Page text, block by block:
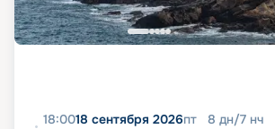
18:0018 сентября 2026пт 8 дн/7 нч